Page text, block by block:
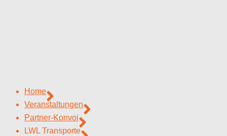
Home
Veranstaltungen
Partner-Konvoi
LWL Transporte